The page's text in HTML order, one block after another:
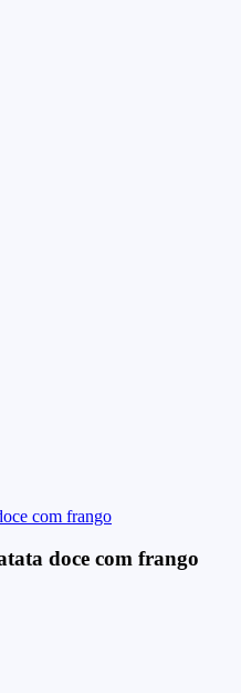
doce com frango